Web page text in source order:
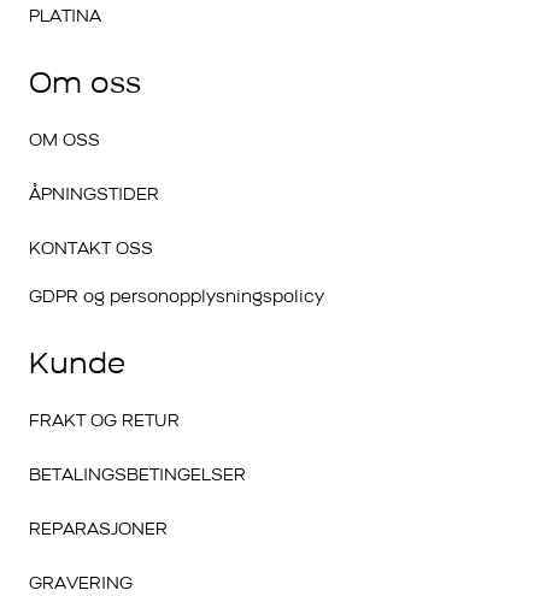
PLATINA
Om oss
OM OSS
ÅPNINGSTIDER
KONTAKT OSS
GDPR og personopplysningspolicy
Kunde
FRAKT OG RETUR
BETALINGSBETINGELSER
REPARASJONER
GRAVERING